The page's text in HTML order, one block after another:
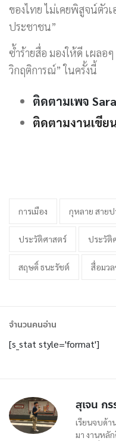
ของไทย ไม่เคยพิสูจน์ตัวเ
ประชาชน”
ซ้ำร้ายสื่อ มองให้ดี เผล
วิกฤติการณ์” ในครั้งนี้
ติดตามเพจ
ติดตามงานเขีย
การเมือง กุหลาย สาย
ประวัติศาสตร์ ประวัติ
สฤษดิ์ ธนะรัชต์ สื่อมว
จำนวนคนอ่าน
[s_stat style='format']
สุเจน ก
เรียนจบด้า
มา งานหลั